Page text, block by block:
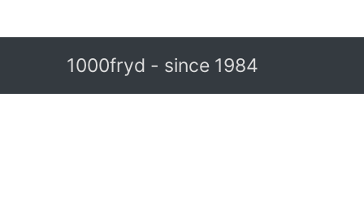
1000fryd - since 1984